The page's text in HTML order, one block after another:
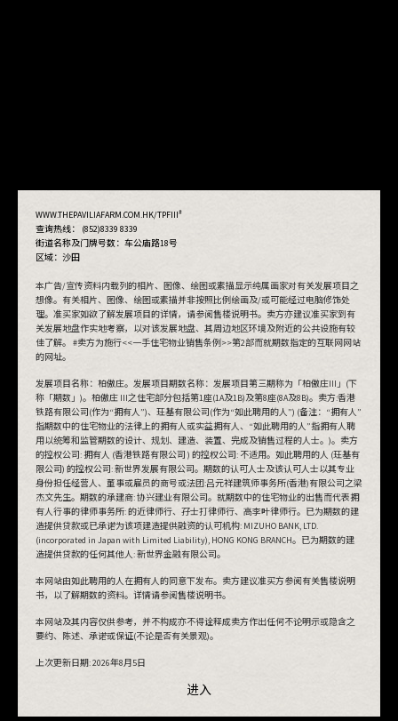
WWW.THEPAVILIAFARM.COM.HK/TPFIII#
查询热线： (852)8339 8339
街道名称及门牌号数： 车公庙路18号
区域：沙田
本广告/宣传资料内载列的相片、图像、绘图或素描显示纯属画家对有关发展项目之
想像。有关相片、图像、绘图或素描并非按照比例绘画及/或可能经过电脑修饰处
理。准买家如欲了解发展项目的详情，请参阅售楼说明书。卖方亦建议准买家到有
关发展地盘作实地考察，以对该发展地盘、其周边地区环境及附近的公共设施有较
佳了解。 #卖方为施行<<一手住宅物业销售条例>>第2部而就期数指定的互联网网站
的网址。
发展项目名称：柏傲庄。发展项目期数名称：发展项目第三期称为「柏傲庄III」(下
称「期数」)。柏傲庄 III之住宅部分包括第1座(1A及1B)及第8座(8A及8B)。卖方:香港
铁路有限公司(作为“拥有人”)、玨基有限公司(作为“如此聘用的人”) (备注：“拥有人”
指期数中的住宅物业的法律上的拥有人或实益拥有人、“如此聘用的人”指拥有人聘
用以统筹和监管期数的设计、规划、建造、装置、完成及销售过程的人士。)。卖方
的控权公司: 拥有人 (香港铁路有限公司 ) 的控权公司: 不适用。如此聘用的人 (玨基有
限公司) 的控权公司: 新世界发展有限公司。期数的认可人士及该认可人士以其专业
身份担任经营人、董事或雇员的商号或法团:吕元祥建筑师事务所(香港)有限公司之梁
杰文先生。期数的承建商: 协兴建业有限公司。就期数中的住宅物业的出售而代表拥
有人行事的律师事务所: 的近律师行、孖士打律师行、高李叶律师行。已为期数的建
造提供贷款或已承诺为该项建造提供融资的认可机构: MIZUHO BANK, LTD.
(incorporated in Japan with Limited Liability), HONG KONG BRANCH。已为期数的建
造提供贷款的任何其他人: 新世界金融有限公司。
本网站由如此聘用的人在拥有人的同意下发布。卖方建议准买方参阅有关售楼说明
书，以了解期数的资料。详情请参阅售楼说明书。
本网站及其内容仅供参考，并不构成亦不得诠释成卖方作出任何不论明示或隐含之
要约、陈述、承诺或保证(不论是否有关景观)。
上次更新日期:2026年8月5日
进入
查看抽签结果
进入